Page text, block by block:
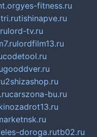
yes-fitness.ru
tishinapve.ru
lord-tv.ru
lordfilm13.ru
codetool.ru
gooddver.ru
2shizashop.ru
carszona-bu.ru
doroga.rutb02.ru